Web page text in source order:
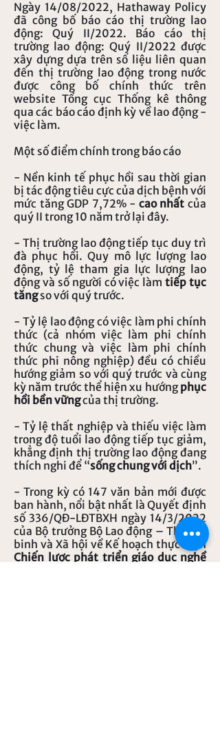
Ngày 14/08/2022, Hathaway Policy
đã công bố báo cáo thị trường lao
động: Quý II/2022. Báo cáo thị
trường lao động: Quý II/2022 được
xây dựng dựa trên số liệu liên quan
đến thị trường lao động trong nước
được công bố chính thức trên
website Tổng cục Thống kê thông
qua các báo cáo định kỳ về lao động -
việc làm.
Một số điểm chính trong báo cáo
- Nền kinh tế phục hồi sau thời gian
bị tác động tiêu cực của dịch bệnh với
mức tăng GDP 7,72% - cao nhất của
quý II trong 10 năm trở lại đây.
- Thị trường lao động tiếp tục duy trì
đà phục hồi. Quy mô lực lượng lao
động, tỷ lệ tham gia lực lượng lao
động và số người có việc làmtiếp tục
tăngso với quý trước.
- Tỷ lệ lao động có việc làm phi chính
thức (cả nhóm việc làm phi chính
thức chung và việc làm phi chính
thức phi nông nghiệp) đều có chiều
hướng giảm so với quý trước và cùng
kỳ năm trước thể hiện xu hướngphục
hồi bền vữngcủa thị trường.
- Tỷ lệ thất nghiệp và thiếu việc làm
trong độ tuổi lao động tiếp tục giảm,
khẳng định thị trường lao động đang
thích nghi để “sống chung với dịch”.
- Trong kỳ có 147 văn bản mới được
ban hành, nổi bật nhất là Quyết định
số 336/QĐ-LĐTBXH ngày 14/3/2022
của Bộ trưởng Bộ Lao động – Thương
binh và Xã hội về Kế hoạch thực hiện
Chiến lược phát triển giáo dục nghề